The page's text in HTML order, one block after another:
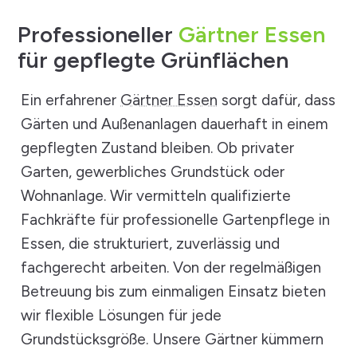
Professioneller Gärtner Essen
für gepflegte Grünflächen
Ein erfahrener Gärtner Essen sorgt dafür, dass
Gärten und Außenanlagen dauerhaft in einem
gepflegten Zustand bleiben. Ob privater
Garten, gewerbliches Grundstück oder
Wohnanlage. Wir vermitteln qualifizierte
Fachkräfte für professionelle Gartenpflege in
Essen, die strukturiert, zuverlässig und
fachgerecht arbeiten. Von der regelmäßigen
Betreuung bis zum einmaligen Einsatz bieten
wir flexible Lösungen für jede
Grundstücksgröße. Unsere Gärtner kümmern